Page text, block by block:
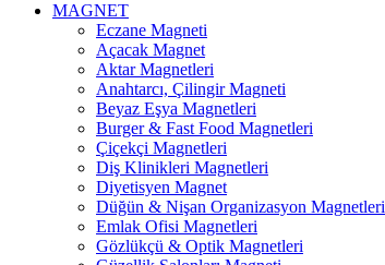
MAGNET
Eczane Magneti
Açacak Magnet
Aktar Magnetleri
Anahtarcı, Çilingir Magneti
Beyaz Eşya Magnetleri
Burger & Fast Food Magnetleri
Çiçekçi Magnetleri
Diş Klinikleri Magnetleri
Diyetisyen Magnet
Düğün & Nişan Organizasyon Magnetleri
Emlak Ofisi Magnetleri
Gözlükçü & Optik Magnetleri